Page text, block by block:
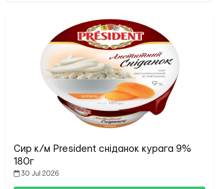
Сир к/м President сніданок курага 9%
180г
30 Jul 2026